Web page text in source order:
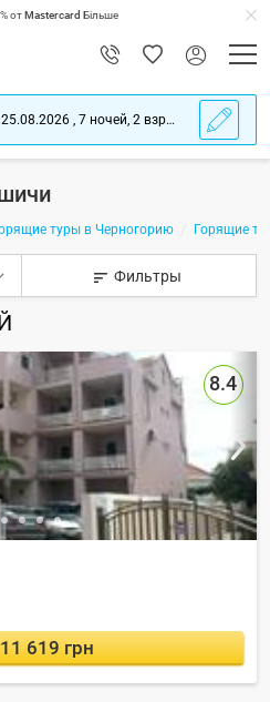
отMastercard Більше
Черногория, вылет 02.08.2026 - 25.08.2026 , 7 ночей, 2 взрослых
туры в Черногорию Горящие
Фильтры
8.4
619 грн